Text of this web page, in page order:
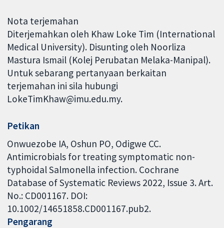
Nota terjemahan
Diterjemahkan oleh Khaw Loke Tim (International
Medical University). Disunting oleh Noorliza
Mastura Ismail (Kolej Perubatan Melaka-Manipal).
Untuk sebarang pertanyaan berkaitan
terjemahan ini sila hubungi
LokeTimKhaw@imu.edu.my.
Petikan
Onwuezobe IA, Oshun PO, Odigwe CC.
Antimicrobials for treating symptomatic non-
typhoidal Salmonella infection. Cochrane
Database of Systematic Reviews 2022, Issue 3. Art.
No.: CD001167. DOI:
10.1002/14651858.CD001167.pub2.
Pengarang